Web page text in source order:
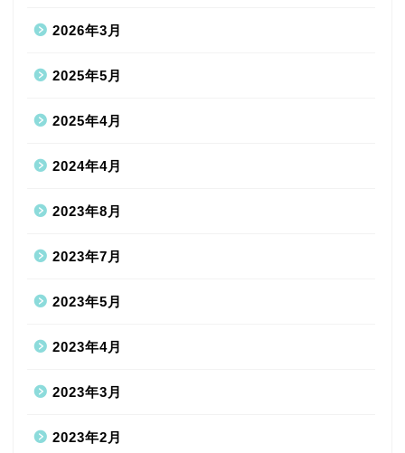
2026年3月
2025年5月
2025年4月
2024年4月
2023年8月
2023年7月
2023年5月
2023年4月
2023年3月
2023年2月